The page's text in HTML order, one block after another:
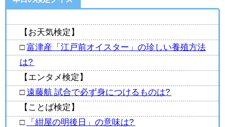
【お天気検定】
□富津産「江戸前オイスター」の珍しい養殖方法
は?
【エンタメ検定】
□遠藤航 試合で必ず身につけるものは?
【ことば検定】
□
「紺屋の明後日」の意味は?